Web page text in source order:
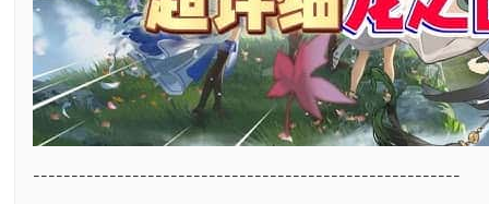
--------------------------------------------------------